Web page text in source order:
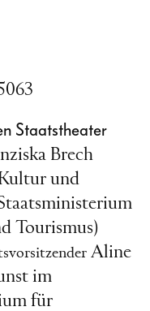
Staatstheater
Brech
und
Tourismus)
Aline
im
für